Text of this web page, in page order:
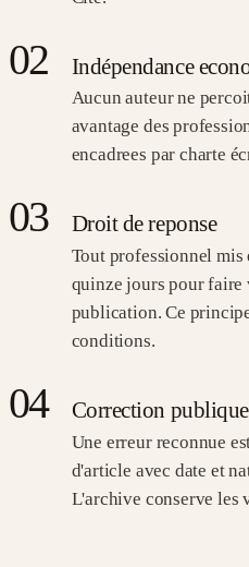
02 Indépendance
Aucun auteur ne
avantage des
encadrees par charte
03 Droit de reponse
Tout professionnel mis
quinze jours pour faire
publication. Ce
conditions.
04 Correction publique
Une erreur reconnue
d'article avec date et
L'archive conserve les